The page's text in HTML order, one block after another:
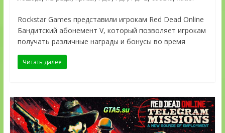
Rockstar Games представили игрокам Red Dead Online
Бандитский абонемент V, который позволяет игрокам
получать различные награды и бонусы во время
Читать далее